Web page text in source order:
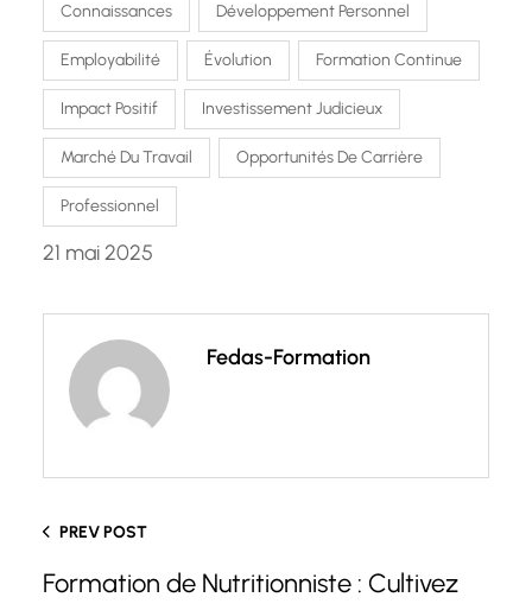
Connaissances Développement Personnel
Employabilité Évolution Formation Continue
Impact Positif Investissement Judicieux
Marché Du Travail Opportunités De Carrière
Professionnel
21 mai 2025
Fedas-Formation
PREV POST
Formation de Nutritionniste : Cultivez